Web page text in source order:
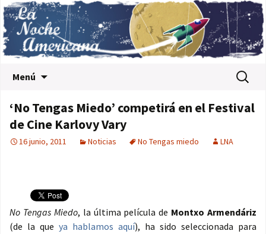
Menú Buscar:
‘No Tengas Miedo’ competirá en el Festival
de Cine Karlovy Vary
16 junio, 2011 Noticias No Tengas miedo LNA
No Tengas Miedo, la última película de Montxo Armendáriz
(de la que ya hablamos aquí), ha sido seleccionada para